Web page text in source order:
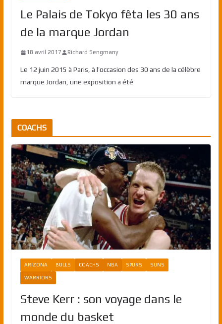
Le Palais de Tokyo fêta les 30 ans
de la marque Jordan
18 avril 2017 Richard Sengmany
Le 12 juin 2015 à Paris, à l’occasion des 30 ans de la célèbre
marque Jordan, une exposition a été
COACHS
ARIZONA BULLS COACHS NBA SPURS SUNS
WARRIORS
Steve Kerr : son voyage dans le
monde du basket